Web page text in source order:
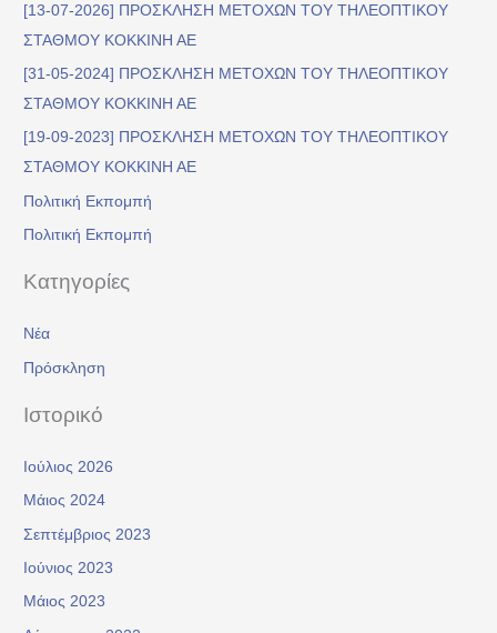
ή
η
σ
η
γ
ι
α
[13-07-2026] ΠΡΟΣΚΛΗΣΗ ΜΕΤΟΧΩΝ ΤΟΥ ΤΗΛΕΟΠΤΙΚΟΥ
ΣΤΑΘΜΟΥ ΚΟΚΚΙΝΗ ΑΕ
[31-05-2024] ΠΡΟΣΚΛΗΣΗ ΜΕΤΟΧΩΝ ΤΟΥ ΤΗΛΕΟΠΤΙΚΟΥ
ΣΤΑΘΜΟΥ ΚΟΚΚΙΝΗ ΑΕ
[19-09-2023] ΠΡΟΣΚΛΗΣΗ ΜΕΤΟΧΩΝ ΤΟΥ ΤΗΛΕΟΠΤΙΚΟΥ
ΣΤΑΘΜΟΥ ΚΟΚΚΙΝΗ ΑΕ
Πολιτική Εκπομπή
Πολιτική Εκπομπή
Kατηγορίες
Νέα
Πρόσκληση
Ιστορικό
Ιούλιος 2026
Μάιος 2024
Σεπτέμβριος 2023
Ιούνιος 2023
Μάιος 2023